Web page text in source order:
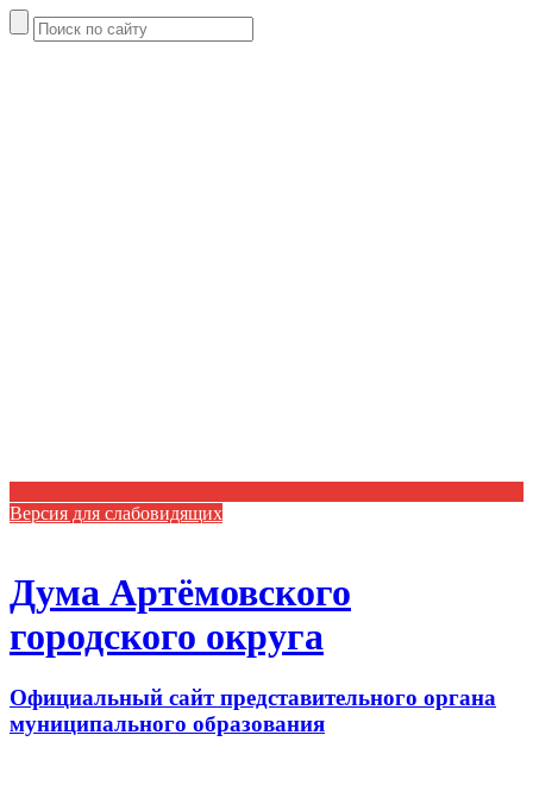
Версия для слабовидящих
Дума Артёмовского
городского округа
Официальный сайт представительного органа
муниципального образования